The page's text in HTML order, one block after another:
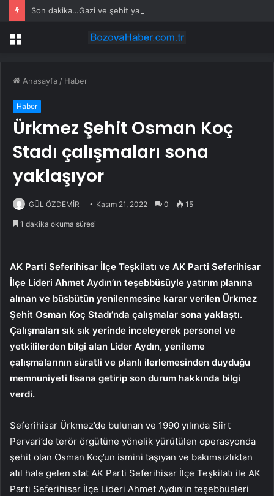
Menü
Anasayfa / Haber
Haber
Ürkmez Şehit Osman Koç
Stadı çalışmaları sona
yaklaşıyor
GÜL ÖZDEMİR Kasım 21, 2022 0 15
1 dakika okuma süresi
AK Parti Seferihisar İlçe Teşkilatı ve AK Parti Seferihisar
İlçe Lideri Ahmet Aydın’ın teşebbüsüyle yatırım planına
alınan ve büsbütün yenilenmesine karar verilen Ürkmez
Şehit Osman Koç Stadı’nda çalışmalar sona yaklaştı.
Çalışmaları sık sık yerinde inceleyerek personel ve
yetkililerden bilgi alan Lider Aydın, yenileme
çalışmalarının süratli ve planlı ilerlemesinden duyduğu
memnuniyeti lisana getirip son durum hakkında bilgi
verdi.
Seferihisar Ürkmez’de bulunan ve 1990 yılında Siirt
Pervari’de terör örgütüne yönelik yürütülen operasyonda
şehit olan Osman Koç’un ismini taşıyan ve bakımsızlıktan
atıl hale gelen stat AK Parti Seferihisar İlçe Teşkilatı ile AK
Parti Seferihisar İlçe Lideri Ahmet Aydın’ın teşebbüsleri